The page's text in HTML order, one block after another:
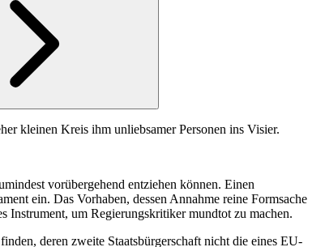
kleinen Kreis ihm unliebsamer Personen ins Visier.
vorübergehend entziehen können. Einen
ein. Das Vorhaben, dessen Annahme reine Formsache
Instrument, um Regierungskritiker mundtot zu machen.
deren zweite Staatsbürgerschaft nicht die eines EU-